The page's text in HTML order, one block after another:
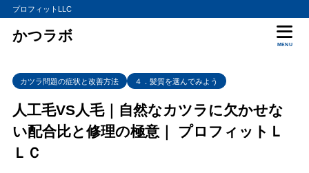
プロフィットLLC
かつラボ
MENU
カツラ問題の症状と改善方法 ４．髪質を選んでみよう
人工毛VS人毛｜自然なカツラに欠かせな
い配合比と修理の極意｜ プロフィットＬ
ＬＣ